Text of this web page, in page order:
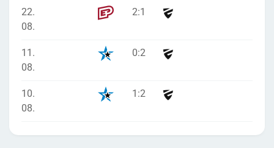
22.
08.
2:1
11.
08.
0:2
10.
08.
1 :2